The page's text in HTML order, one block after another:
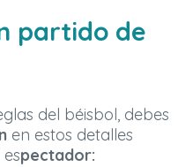
partido de
del béisbol, debes
en estos detalles
pectador: